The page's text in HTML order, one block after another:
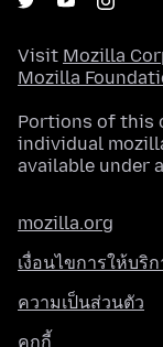
Visit Mozilla
Mozilla
Portions of this
individual
available under a
mozilla.org
เงื่อนไขการให้บริก
ความเป็นส่วนตัว
คุกกี้